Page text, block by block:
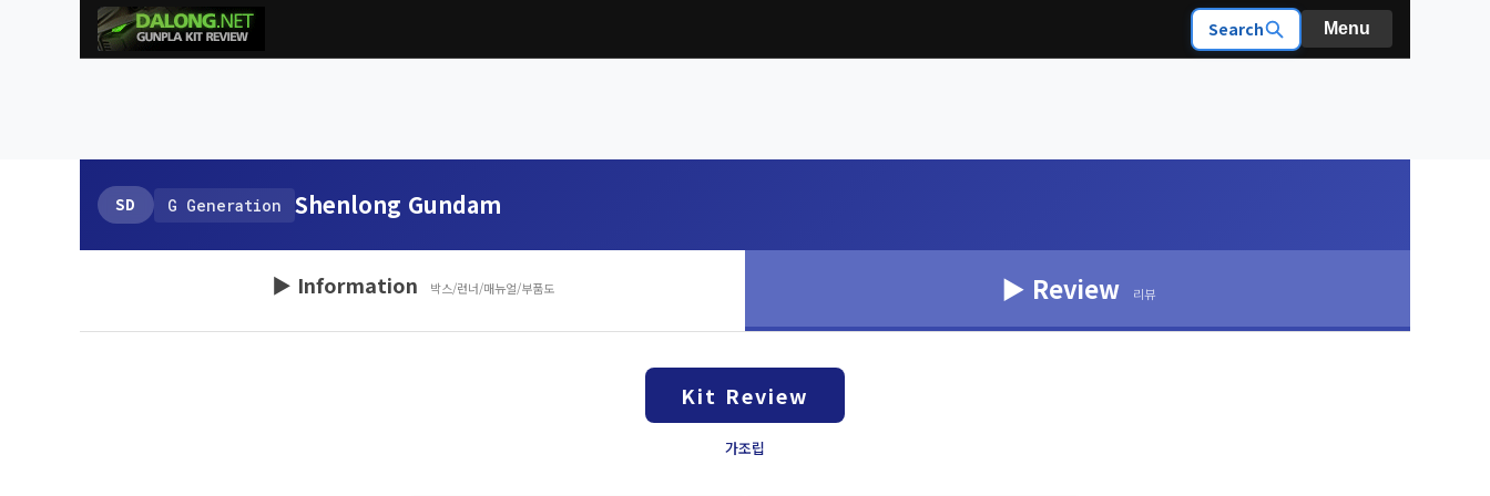
Search Menu
SD G Generation Shenlong Gundam
▶ Information 박스/런너/매뉴얼/부품도 ▶ Review 리뷰
Kit Review
가조립